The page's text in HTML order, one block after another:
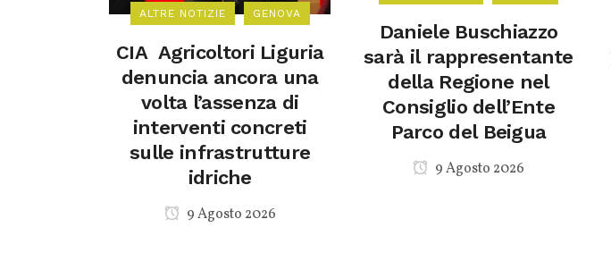
ALTRE NOTIZIE GENOVA
CIA Agricoltori Liguria
denuncia ancora una
volta l’assenza di
interventi concreti
sulle infrastrutture
idriche
9 Agosto 2026
Daniele Buschiazzo
sarà il rappresentante
della Regione nel
Consiglio dell’Ente
Parco del Beigua
9 Agosto 2026